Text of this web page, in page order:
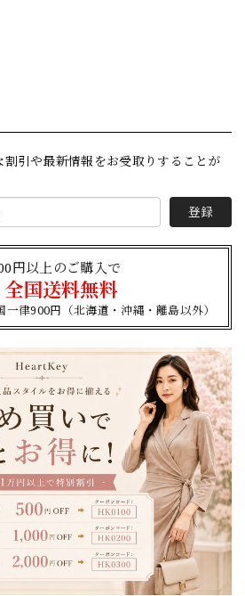
引や最新情報をお受取りすることが
登録
円以上のご購入で
全国送料無料
律900円（北海道・沖縄・離島以外）